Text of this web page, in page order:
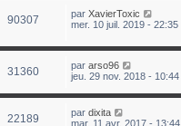
90307 par XavierToxic
mer. 10 juil. 2019 - 22:35
31360 par arso96
jeu. 29 nov. 2018 - 10:44
22189 par dixita
mar. 11 avr. 2017 - 13:44